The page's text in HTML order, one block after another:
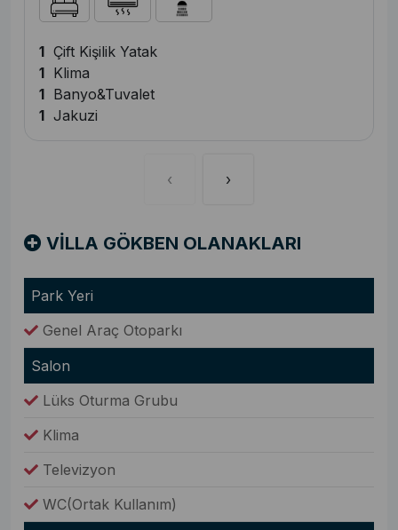
1 Çift Kişilik Yatak
1 Klima
1 Banyo&Tuvalet
1 Jakuzi
‹ ›
VİLLA GÖKBEN OLANAKLARI
Park Yeri
Genel Araç Otoparkı
Salon
Lüks Oturma Grubu
Klima
Televizyon
WC(Ortak Kullanım)